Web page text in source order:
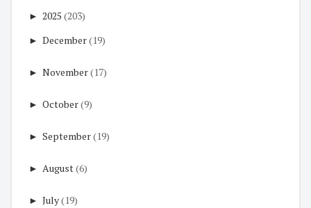
► 2025 (203)
► December(19)
► November(17)
► October(9)
► September(19)
► August(6)
► July(19)